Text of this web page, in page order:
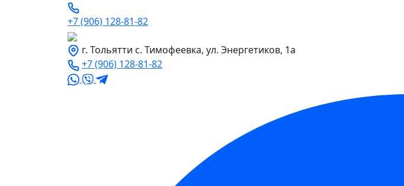
+7 (906) 128-81-82
г. Тольятти с. Тимофеевка, ул. Энергетиков, 1а
+7 (906) 128-81-82